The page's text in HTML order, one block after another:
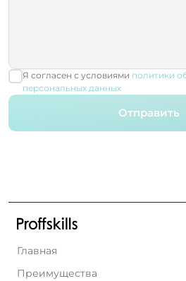
Я согласен с условиями политики
персональных данных
Отправить
Главная
Преимущества